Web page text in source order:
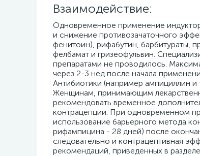
Взаимодействие:
Одновременное применение
и снижение противозачаточного
фенитоин), рифабутин, барбитураты,
фелбамат и гризеофульвин.
препаратами не проводилось.
через 2-3 нед после начала
Антибиотики (например ампициллин
Женщинам, принимающим
рекомендовать временное
контрацепции. При одновременном
использование барьерного метода
рифампицина - 28 дней) после
следовательно и контрацептивная
рекомендаций, приведенных в